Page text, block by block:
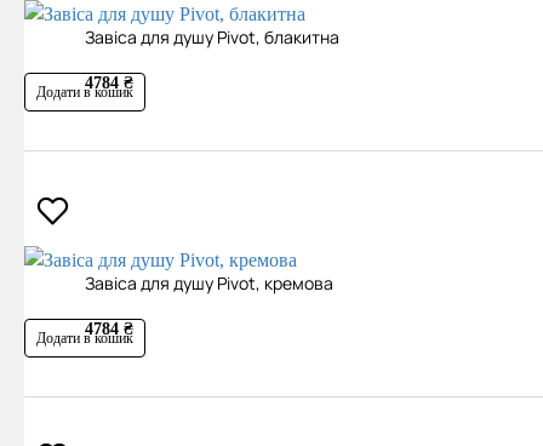
Завіса для душу Pivot, блакитна
4784 ₴
Додати в кошик
Завіса для душу Pivot, кремова
4784 ₴
Додати в кошик